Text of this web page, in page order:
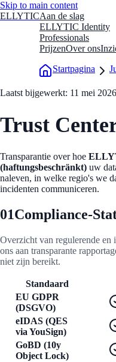
Skip to main content
ELLYTICAan de slag
ELLYTIC Identity
Professionals
PrijzenOver ons
Startpagina
Laatst bijgewerkt: 11 mei 2026
Trust
Transparantie over hoe
(haftungsbeschränkt) uw
naleven, in welke regio's we
incidenten communiceren.
01Compliance-
Overzicht van regulerende en
ons aan transparante
niet zijn bereikt.
Standaard
EU GDPR
(DSGVO)
eIDAS (QES
via YouSign)
GoBD (10y
Object Lock)